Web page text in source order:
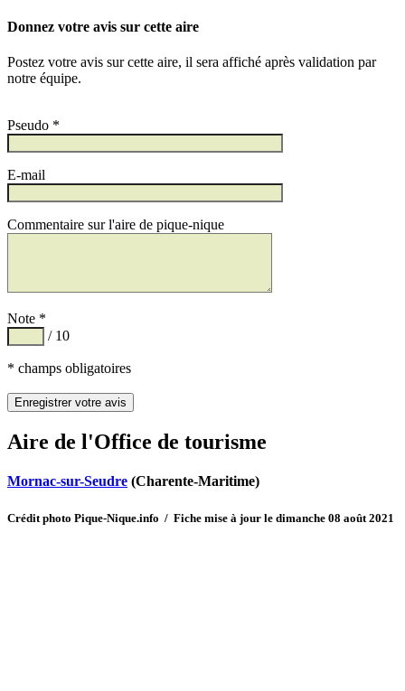
Donnez votre avis sur cette aire
Postez votre avis sur cette aire, il sera affiché après validation par
notre équipe.
Pseudo *
E-mail
Commentaire sur l'aire de pique-nique
Note *
/ 10
* champs obligatoires
Aire de l'Office de tourisme
Mornac-sur-Seudre (Charente-Maritime)
Crédit photo Pique-Nique.info / Fiche mise à jour le dimanche 08 août 2021